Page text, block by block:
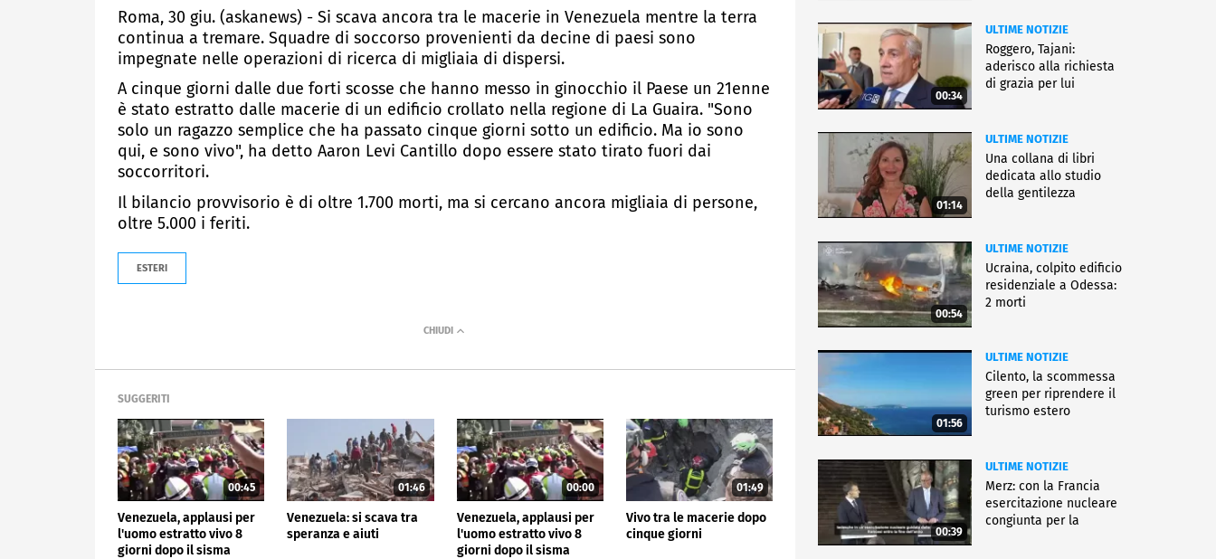
Roma, 30 giu. (askanews) - Si scava ancora tra le macerie in Venezuela mentre la terra
continua a tremare. Squadre di soccorso provenienti da decine di paesi sono
impegnate nelle operazioni di ricerca di migliaia di dispersi.
A cinque giorni dalle due forti scosse che hanno messo in ginocchio il Paese un 21enne
è stato estratto dalle macerie di un edificio crollato nella regione di La Guaira. "Sono
solo un ragazzo semplice che ha passato cinque giorni sotto un edificio. Ma io sono
qui, e sono vivo", ha detto Aaron Levi Cantillo dopo essere stato tirato fuori dai
soccorritori.
Il bilancio provvisorio è di oltre 1.700 morti, ma si cercano ancora migliaia di persone,
oltre 5.000 i feriti.
ESTERI
SUGGERITI
00:45
Venezuela, applausi per
l'uomo estratto vivo 8
giorni dopo il sisma
01:46
Venezuela: si scava tra
speranza e aiuti
00:00
Venezuela, applausi per
l'uomo estratto vivo 8
giorni dopo il sisma
01:49
Vivo tra le macerie dopo
cinque giorni
00:34
ULTIME NOTIZIE
Roggero, Tajani:
aderisco alla richiesta
di grazia per lui
01:14
ULTIME NOTIZIE
Una collana di libri
dedicata allo studio
della gentilezza
00:54
ULTIME NOTIZIE
Ucraina, colpito edificio
residenziale a Odessa:
2 morti
01:56
ULTIME NOTIZIE
Cilento, la scommessa
green per riprendere il
turismo estero
00:39
ULTIME NOTIZIE
Merz: con la Francia
esercitazione nucleare
congiunta per la